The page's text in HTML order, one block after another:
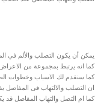
يمكن أن يكون التصلب والألم في
كما انه يرتبط بمجموعة من
كما سنقدم لك الاسباب وخطوات
ان التصلب والالتهاب فى المفاصل
كما ام التصل والتهاب المفاصل قد